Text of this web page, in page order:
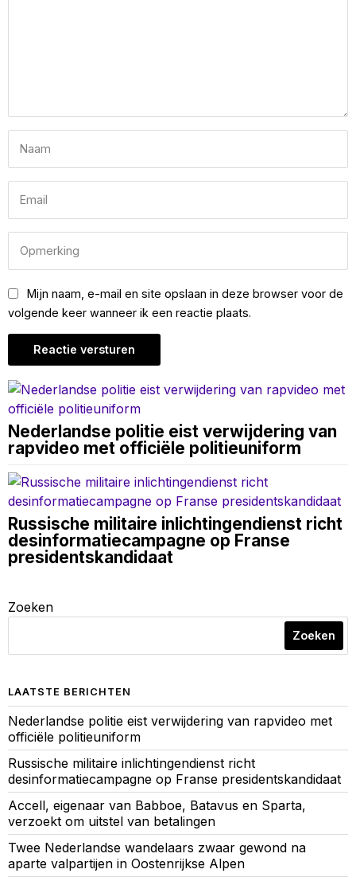
Mijn naam, e-mail en site opslaan in deze browser voor de
volgende keer wanneer ik een reactie plaats.
Nederlandse politie eist verwijdering van
rapvideo met officiële politieuniform
Russische militaire inlichtingendienst richt
desinformatiecampagne op Franse
presidentskandidaat
Zoeken
Zoeken
LAATSTE BERICHTEN
Nederlandse politie eist verwijdering van rapvideo met
officiële politieuniform
Russische militaire inlichtingendienst richt
desinformatiecampagne op Franse presidentskandidaat
Accell, eigenaar van Babboe, Batavus en Sparta,
verzoekt om uitstel van betalingen
Twee Nederlandse wandelaars zwaar gewond na
aparte valpartijen in Oostenrijkse Alpen